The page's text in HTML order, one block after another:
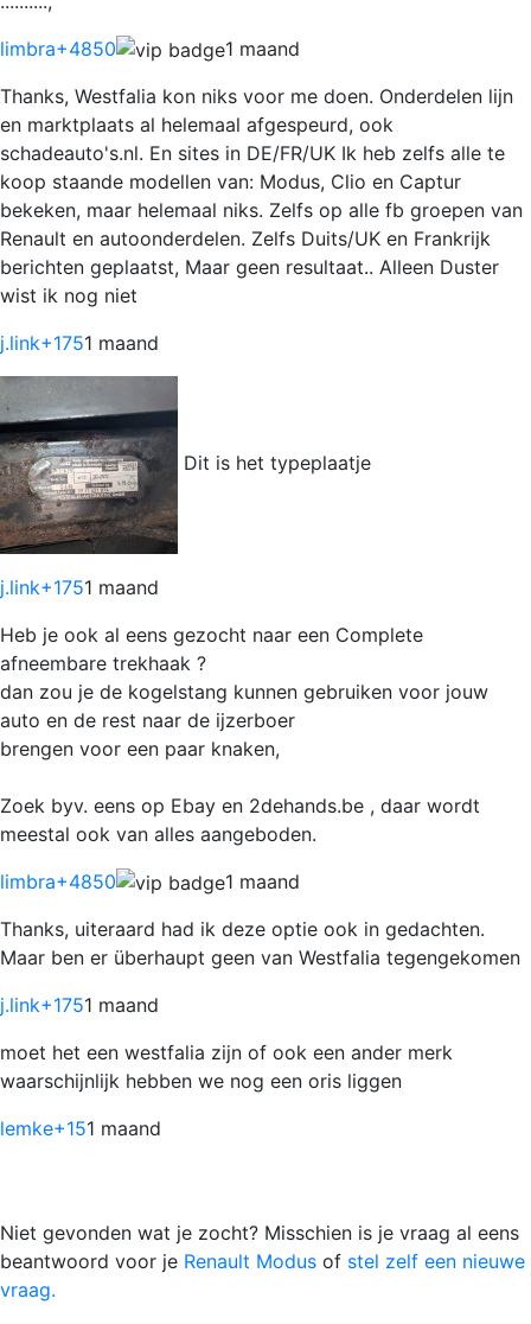
limbra+4850
1 maand
Thanks, Westfalia kon niks voor me doen. Onderdelen lijn
en marktplaats al helemaal afgespeurd, ook
schadeauto's.nl. En sites in DE/FR/UK Ik heb zelfs alle te
koop staande modellen van: Modus, Clio en Captur
bekeken, maar helemaal niks. Zelfs op alle fb groepen van
Renault en autoonderdelen. Zelfs Duits/UK en Frankrijk
berichten geplaatst, Maar geen resultaat.. Alleen Duster
wist ik nog niet
j.link+1751 maand
Dit is het typeplaatje
j.link+1751 maand
Heb je ook al eens gezocht naar een Complete
afneembare trekhaak ?
dan zou je de kogelstang kunnen gebruiken voor jouw
auto en de rest naar de ijzerboer
brengen voor een paar knaken,
Zoek byv. eens op Ebay en 2dehands.be , daar wordt
meestal ook van alles aangeboden.
limbra+4850
1 maand
Thanks, uiteraard had ik deze optie ook in gedachten.
Maar ben er überhaupt geen van Westfalia tegengekomen
j.link+1751 maand
moet het een westfalia zijn of ook een ander merk
waarschijnlijk hebben we nog een oris liggen
lemke+151 maand
Niet gevonden wat je zocht? Misschien is je vraag al eens
beantwoord voor je Renault Modus of stel zelf een nieuwe
vraag.